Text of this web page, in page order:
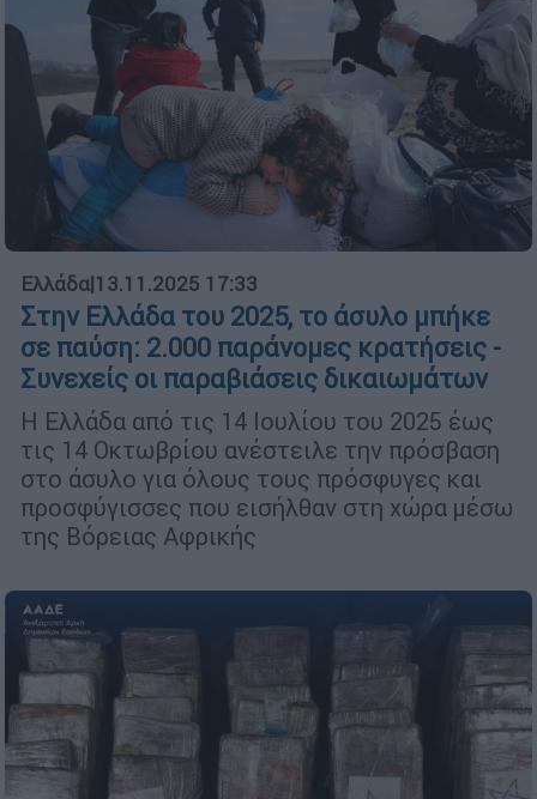
Ελλάδα|13.11.2025 17:33
Στην Ελλάδα του 2025, το άσυλο μπήκε
σε παύση: 2.000 παράνομες κρατήσεις -
Συνεχείς οι παραβιάσεις δικαιωμάτων
Η Ελλάδα από τις 14 Ιουλίου του 2025 έως
τις 14 Οκτωβρίου ανέστειλε την πρόσβαση
στο άσυλο για όλους τους πρόσφυγες και
προσφύγισσες που εισήλθαν στη χώρα μέσω
της Βόρειας Αφρικής